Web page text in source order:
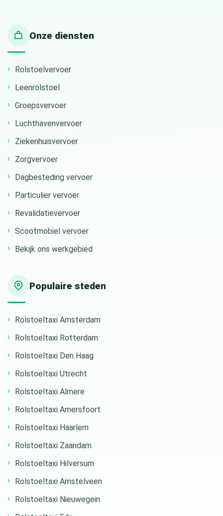
Onze diensten
Rolstoelvervoer
Leenrolstoel
Groepsvervoer
Luchthavenvervoer
Ziekenhuisvervoer
Zorgvervoer
Dagbesteding vervoer
Particulier vervoer
Revalidatievervoer
Scootmobiel vervoer
Bekijk ons werkgebied
Populaire steden
Rolstoeltaxi Amsterdam
Rolstoeltaxi Rotterdam
Rolstoeltaxi Den Haag
Rolstoeltaxi Utrecht
Rolstoeltaxi Almere
Rolstoeltaxi Amersfoort
Rolstoeltaxi Haarlem
Rolstoeltaxi Zaandam
Rolstoeltaxi Hilversum
Rolstoeltaxi Amstelveen
Rolstoeltaxi Nieuwegein